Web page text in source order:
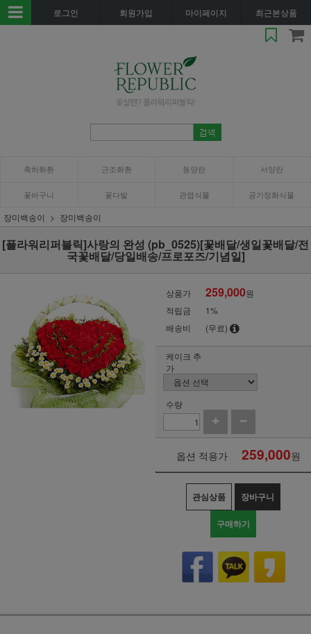
로그인 회원가입 마이페이지 최근본상품
축하화환 근조화환 동양란 서양란
꽃바구니 꽃다발 관엽식물 공기정화식물
장미백송이 장미백송이
[플라워리퍼블릭]사랑의 완성 (pb_0525)[꽃배달/생일꽃배달/전
국꽃배달/당일배송/프로포즈/기념일]
상품가 259,000원
적립금
1%
배송비
(무료)
케이크 추
가
수량
옵션 적용가 259,000원
관심상품 장바구니
구매하기